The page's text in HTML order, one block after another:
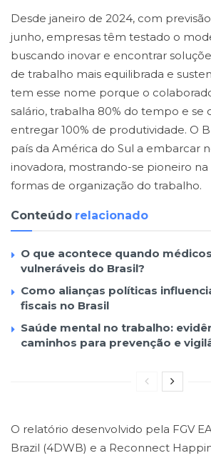
Desde janeiro de 2024, com
junho, empresas têm testado o
buscando inovar e encontrar
de trabalho mais equilibrada e
tem esse nome porque o
salário, trabalha 80% do tempo e
entregar 100% de produtividade. O
país da América do Sul a embarcar
inovadora, mostrando-se pioneiro
formas de organização do trabalho.
Conteúdo relacionado
O que acontece quando
vulneráveis do Brasil?
Como alianças políticas
fiscais no Brasil
Saúde mental no trabalho:
caminhos para prevenção e
O relatório desenvolvido pela FGV
Brazil (4DWB) e a Reconnect